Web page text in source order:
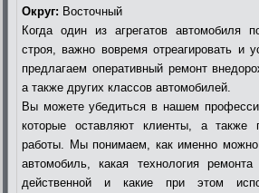
Округ: Восточный
Когда один из агрегатов автомобиля
строя, важно вовремя отреагировать и
предлагаем оперативный ремонт
а также других классов автомобилей.
Вы можете убедиться в нашем
которые оставляют клиенты, а также
работы. Мы понимаем, как именно можно
автомобиль, какая технология
действенной и какие при этом